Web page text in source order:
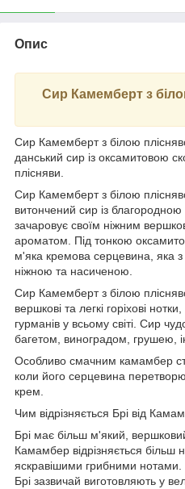
Опис
Сир Камемберт з
Сир Камемберт з білою
данський сир із оксамитовою
плісняви.
Сир Камемберт з білою
витончений сир із
зачаровує своїм ніжним
ароматом. Під тонкою
м'яка кремова серцевина, яка
ніжною та насиченою.
Сир Камемберт з білою
вершкові та легкі горіхові
гурманів у всьому світі. Сир
багетом, виноградом, грушею,
Особливо смачним камамбер
коли його серцевина
крем.
Чим відрізняється Брі від
Брі має більш м'який,
Камамбер відрізняється
яскравішими грибними нотами.
Брі зазвичай виготовляють у